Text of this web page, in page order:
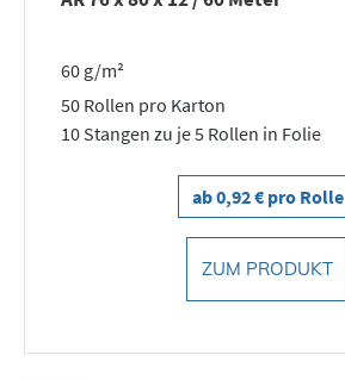
60 g/m²
50 Rollen pro Karton
10 Stangen zu je 5 Rollen in Folie
ab 0,92 € pro Rolle
ZUM PRODUKT